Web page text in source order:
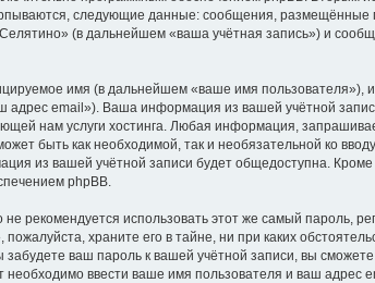
следующие данные: сообщения, размещённые
(в дальнейшем «ваша учётная запись») и
имя (в дальнейшем «ваше имя пользователя»),
email»). Ваша информация из вашей учётной
нам услуги хостинга. Любая информация,
быть как необходимой, так и необязательной ко
из вашей учётной записи будет общедоступна. Кроме
phpBB.
использовать этот же самый пароль,
храните его в тайне, ни при каких
ваш пароль к вашей учётной записи, вы
ввести ваше имя пользователя и ваш адрес